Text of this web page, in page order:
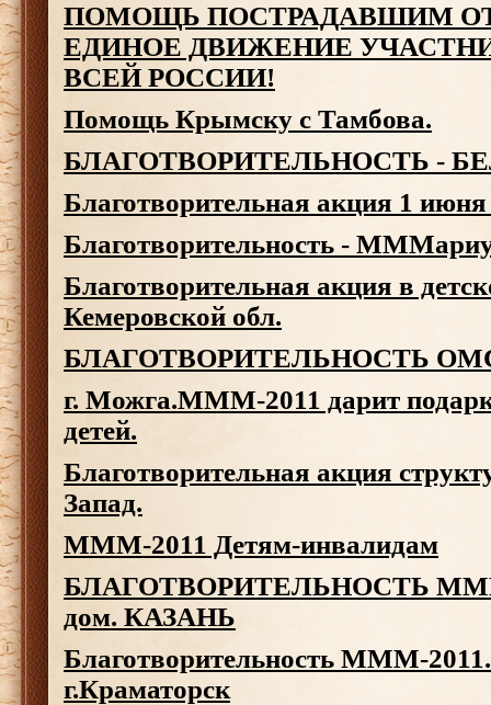
ПОМОЩЬ ПОСТРАДАВШИМ
ЕДИНОЕ ДВИЖЕНИЕ
ВСЕЙ РОССИИ!
Помощь Крымску с Тамбова.
БЛАГОТВОРИТЕЛЬНОСТЬ -
Благотворительная акция 1 июня
Благотворительность -
Благотворительная акция в
Кемеровской обл.
БЛАГОТВОРИТЕЛЬНОСТЬ
г. Можга.МММ-2011 дарит
детей.
Благотворительная акция
Запад.
МММ-2011 Детям-инвалидам
БЛАГОТВОРИТЕЛЬНОСТЬ МММ-
дом. КАЗАНЬ
Благотворительность МММ-
г.Краматорск